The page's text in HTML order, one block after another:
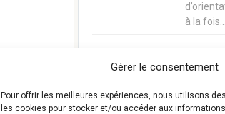
Gérer le consentement
Pour offrir les meilleures expériences, nous utilisons
les cookies pour stocker et/ou accéder aux
à la fois…